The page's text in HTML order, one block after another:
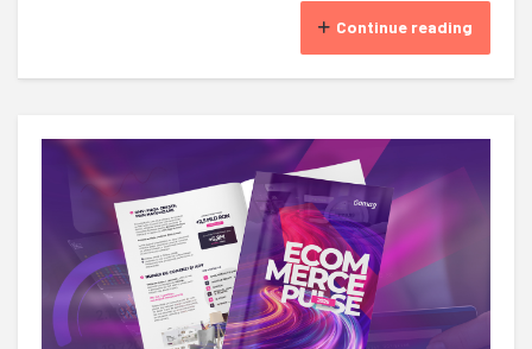
Continue reading